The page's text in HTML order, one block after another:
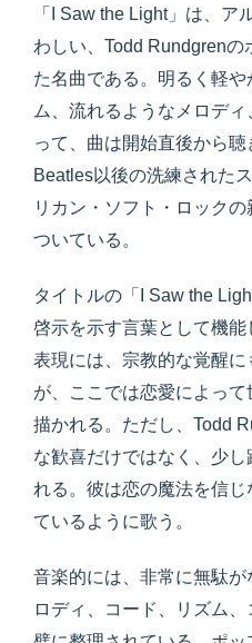
「I Saw the Light」は、ア
わしい、Todd Rundgren
た名曲である。明るく軽
ム、流れるようなメロデ
って、曲は開始直後から
Beatles以後の洗練された
リカン・ソフト・ロック
ついている。
タイトルの「I Saw the
啓示を示す言葉として機
表現には、宗教的な覚醒
が、ここでは恋愛によっ
描かれる。ただし、Todd
な歓喜だけではなく、少
れる。彼は恋の魔法を信
ているように歌う。
音楽的には、非常に無駄
ロディ、コード、リズム